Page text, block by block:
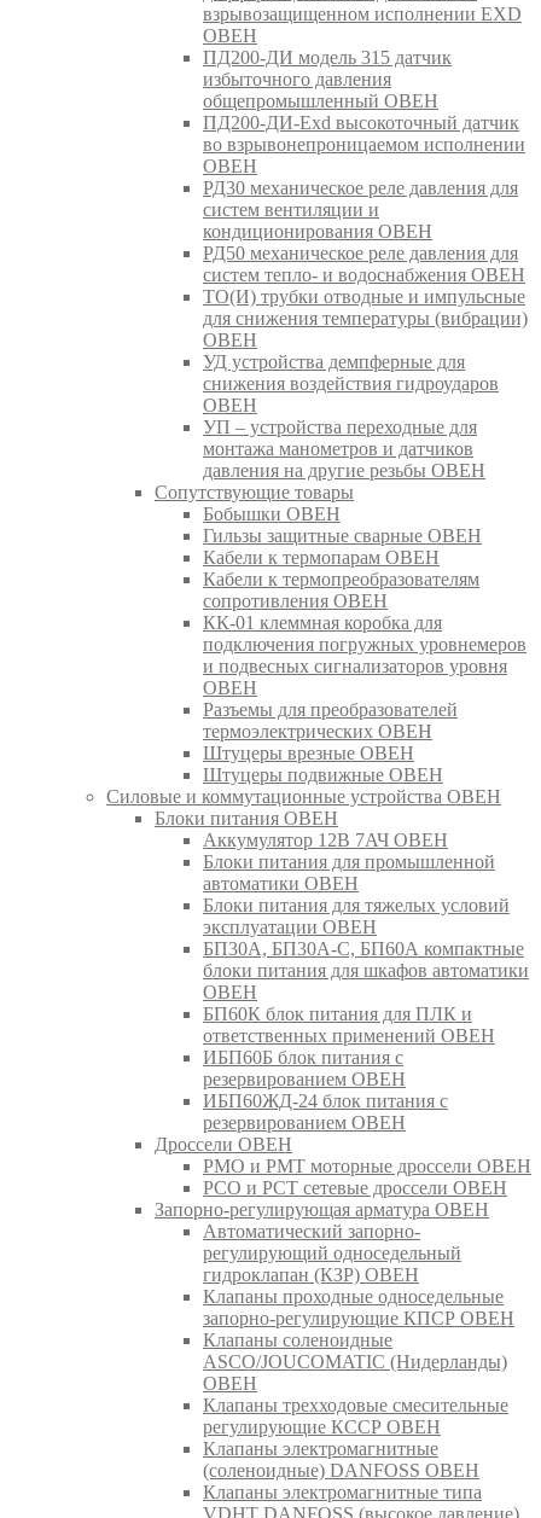
взрывозащищенном исполнении EXD
ОВЕН
ПД200-ДИ модель 315 датчик
избыточного давления
общепромышленный ОВЕН
ПД200-ДИ-Exd высокоточный датчик
во взрывонепроницаемом исполнении
ОВЕН
РД30 механическое реле давления для
систем вентиляции и
кондиционирования ОВЕН
РД50 механическое реле давления для
систем тепло- и водоснабжения ОВЕН
ТО(И) трубки отводные и импульсные
для снижения температуры (вибрации)
ОВЕН
УД устройства демпферные для
снижения воздействия гидроударов
ОВЕН
УП – устройства переходные для
монтажа манометров и датчиков
давления на другие резьбы ОВЕН
Сопутствующие товары
Бобышки ОВЕН
Гильзы защитные сварные ОВЕН
Кабели к термопарам ОВЕН
Кабели к термопреобразователям
сопротивления ОВЕН
КК-01 клеммная коробка для
подключения погружных уровнемеров
и подвесных сигнализаторов уровня
ОВЕН
Разъемы для преобразователей
термоэлектрических ОВЕН
Штуцеры врезные ОВЕН
Штуцеры подвижные ОВЕН
Силовые и коммутационные устройства ОВЕН
Блоки питания ОВЕН
Аккумулятор 12В 7АЧ ОВЕН
Блоки питания для промышленной
автоматики ОВЕН
Блоки питания для тяжелых условий
эксплуатации ОВЕН
БП30А, БП30А-С, БП60А компактные
блоки питания для шкафов автоматики
ОВЕН
БП60К блок питания для ПЛК и
ответственных применений ОВЕН
ИБП60Б блок питания с
резервированием ОВЕН
ИБП60ЖД-24 блок питания с
резервированием ОВЕН
Дроссели ОВЕН
РМО и РМТ моторные дроссели ОВЕН
РСО и РСТ сетевые дроссели ОВЕН
Запорно-регулирующая арматура ОВЕН
Автоматический запорно-
регулирующий односедельный
гидроклапан (КЗР) ОВЕН
Клапаны проходные односедельные
запорно-регулирующие КПСР ОВЕН
Клапаны соленоидные
ASCO/JOUCOMATIC (Нидерланды)
ОВЕН
Клапаны трехходовые смесительные
регулирующие КССР ОВЕН
Клапаны электромагнитные
(соленоидные) DANFOSS ОВЕН
Клапаны электромагнитные типа
VDHT DANFOSS (высокое давление)